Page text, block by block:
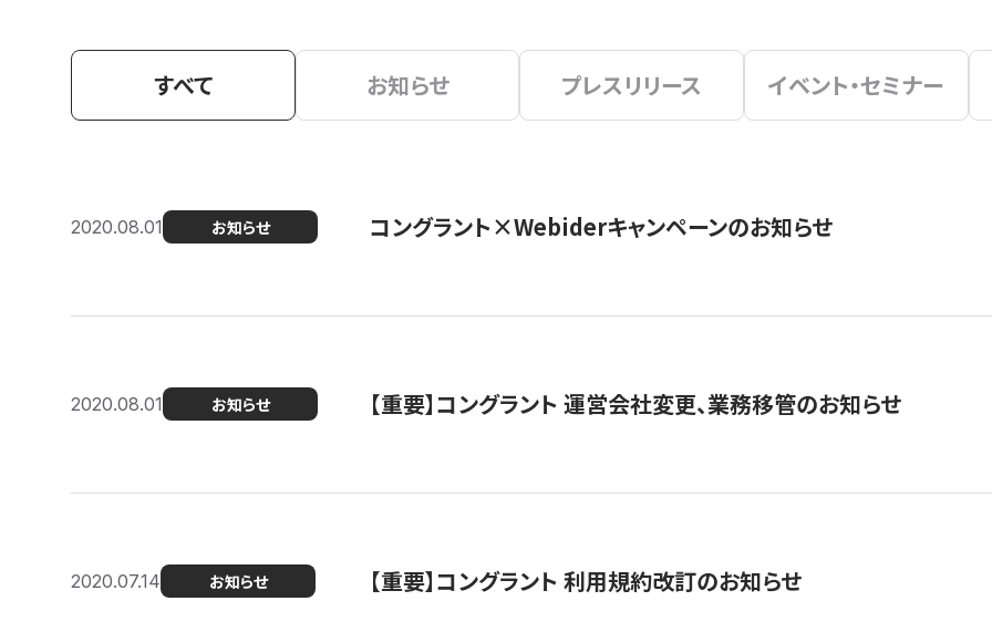
すべて お知らせ プレスリリース イベント・セミナー
2020.08.01 お知らせ コングラント×Webiderキャンペーンのお知らせ
2020.08.01 お知らせ 【重要】コングラント 運営会社変更、業務移管のお知らせ
2020.07.14 お知らせ 【重要】コングラント 利用規約改訂のお知らせ